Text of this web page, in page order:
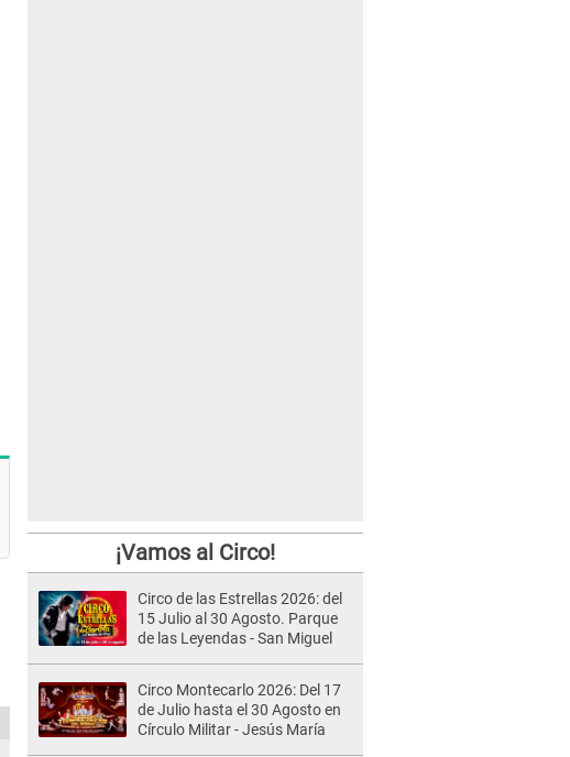
¡Vamos al Circo!
Circo de las Estrellas 2026: del
15 Julio al 30 Agosto. Parque
de las Leyendas - San Miguel
Circo Montecarlo 2026: Del 17
de Julio hasta el 30 Agosto en
Círculo Militar - Jesús María